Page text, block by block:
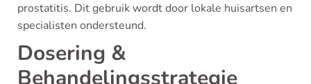
prostatitis. Dit gebruik wordt door lokale huisartsen en
specialisten ondersteund.
Dosering &
Behandelingsstrategie